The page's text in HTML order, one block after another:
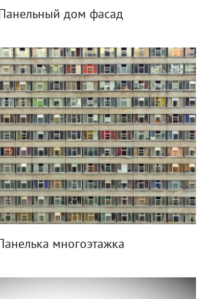
дом фасад
многоэтажка